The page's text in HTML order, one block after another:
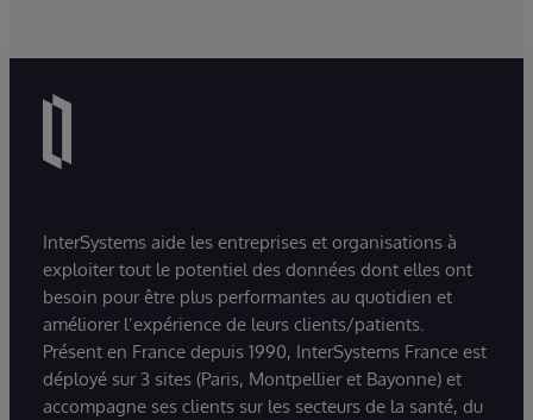
InterSystems aide les entreprises et organisations à
exploiter tout le potentiel des données dont elles ont
besoin pour être plus performantes au quotidien et
améliorer l’expérience de leurs clients/patients.
Présent en France depuis 1990, InterSystems France est
déployé sur 3 sites (Paris, Montpellier et Bayonne) et
accompagne ses clients sur les secteurs de la santé, du